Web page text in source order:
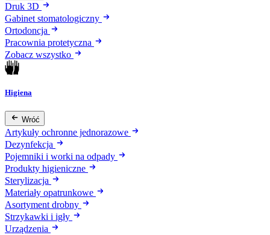
Druk 3D
Gabinet stomatologiczny
Ortodoncja
Pracownia protetyczna
Zobacz wszystko
Higiena
Wróć
Artykuły ochronne jednorazowe
Dezynfekcja
Pojemniki i worki na odpady
Produkty higieniczne
Sterylizacja
Materiały opatrunkowe
Asortyment drobny
Strzykawki i igły
Urządzenia